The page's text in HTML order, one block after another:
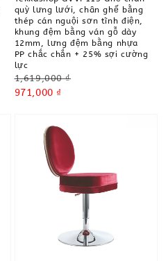
quỳ lưng lưới, chân ghế bằng
thép cán nguội sơn tĩnh điện,
khung đệm bằng ván gỗ dày
12mm, lưng đệm bằng nhựa
PP chắc chắn + 25% sợi cường
lực
Regular
price
1,619,000 ₫
Sale
971,000 ₫